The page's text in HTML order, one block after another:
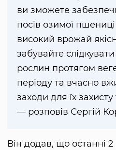
ви зможете
посів озимої
високий врожай
забувайте
рослин протягом
періоду та вчасно
заходи для їх
— розповів Сергій
Він додав, що останні